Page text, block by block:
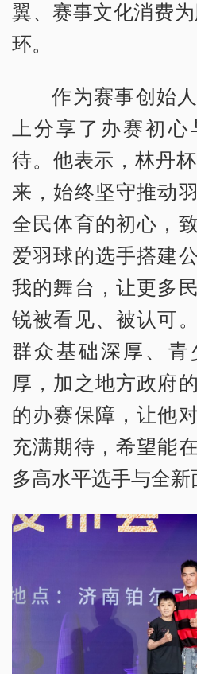
翼、赛事文化消费
环。
作为赛事创始
上分享了办赛初心
待。他表示，林丹
来，始终坚守推动
全民体育的初心，
爱羽球的选手搭建
我的舞台，让更多
锐被看见、被认可
群众基础深厚、
厚，加之地方政府
的办赛保障，让他
充满期待，希望能
多高水平选手与全新